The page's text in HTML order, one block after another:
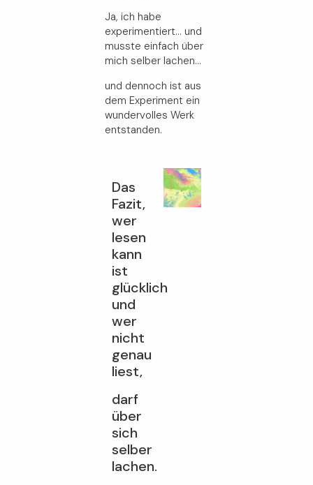
Ja, ich habe
experimentiert… und
musste einfach über
mich selber lachen…
und dennoch ist aus
dem Experiment ein
wundervolles Werk
entstanden.
Das
Fazit,
wer
lesen
kann
ist
glücklich
und
wer
nicht
genau
liest,
darf
über
sich
selber
lachen.